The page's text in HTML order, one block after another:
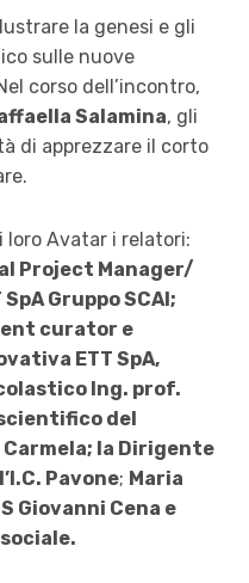
la genesi e gli
sulle nuove
corso dell’incontro,
Salamina, gli
di apprezzare il corto
loro Avatar i relatori:
Project Manager/
Gruppo SCAI;
curator e
ETT SpA,
Ing. prof.
del
la Dirigente
Pavone; Maria
Giovanni Cena e